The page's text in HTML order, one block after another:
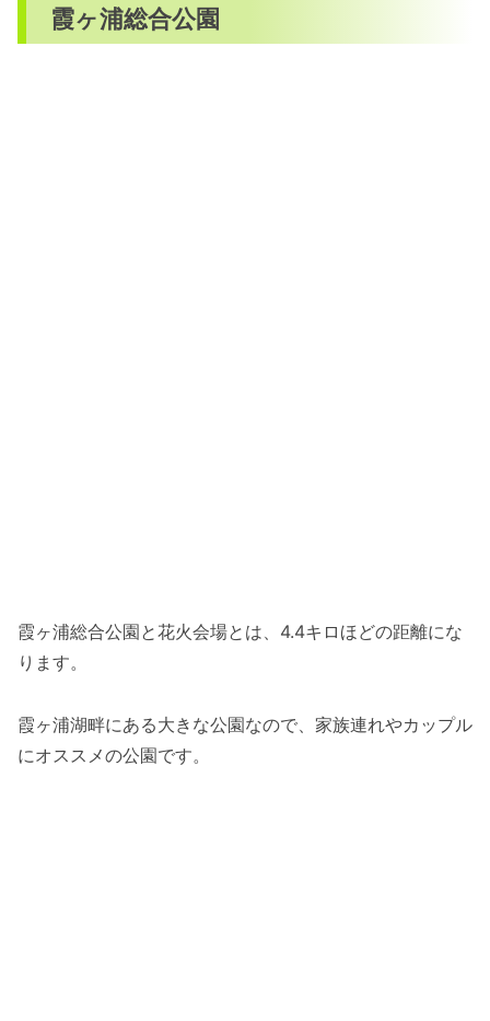
霞ヶ浦総合公園
霞ヶ浦総合公園と花火会場とは、4.4キロほどの距離にな
ります。
霞ヶ浦湖畔にある大きな公園なので、家族連れやカップル
にオススメの公園です。